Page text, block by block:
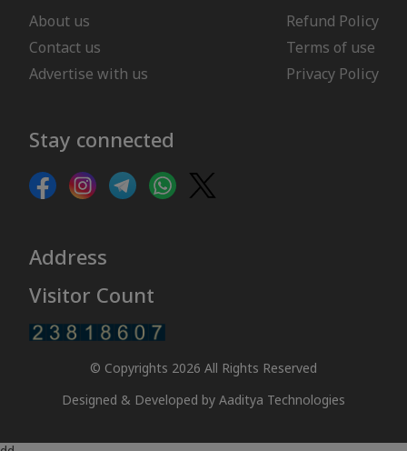
About us
Contact us
Advertise with us
Refund Policy
Terms of use
Privacy Policy
Stay connected
Address
Visitor Count
© Copyrights 2026 All Rights Reserved
Designed & Developed by Aaditya Technologies